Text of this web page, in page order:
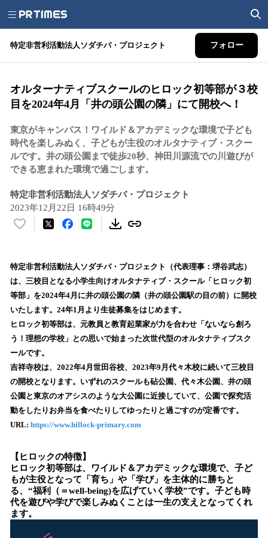
特定非営利活動法人ソダチバ・プロジェクト フォロー
オルターナティブスクールのヒロック初等部が３校
目を2024年4月「井の頭公園の隣」にて開校へ！
東京がキャンパス！ワイルド＆アカデミックな環境で子ども
時代を楽しみぬく、子どもが主役のオルタナティブ・スクー
ルです。井の頭公園まで徒歩20秒、神田川源流での川遊びが
できる恵まれた環境で過ごします。
特定非営利活動法人ソダチバ・プロジェクト
2023年12月22日 16時49分
い
！
数
を
読
込
み
中
で
す
特定非営利活動法人ソダチバ・プロジェクト（代表理事：堺谷武志）
は、三校目となる小学生向けオルタナティブ・スクール「ヒロック初
等部」を2024年4月に井の頭公園の隣（井の頭公園駅の目の前）に開校
いたします。24年1月より生徒募集をはじめます。
ヒロック初等部は、元教員と教育起業家が力を合わせ「ないなら創ろ
う！理想の学校」との思いで始まった次世代型のオルタナティブスク
ールです。
吉祥寺校は、2022年4月世田谷校、2023年9月代々木校に続いて三校目
の開校となります。いずれのスクールも砧公園、代々木公園、井の頭
公園と東京のオアシスのような大公園に近接していて、公園で探究活
動をしたりお弁当を食べたりしてゆったりと過ごすのが定番です。
URL: https://www.hillock-primary.com
【ヒロックの特徴】
ヒロック初等部は、ワイルド＆アカデミックな環境で、子ど
もが主役となって「育ち」や「学び」を主体的に勝ちと
る、“福利（＝well-being)を広げていく学校”です。子ども時
代を遊びや学びで楽しみぬくことは一生の支えとなってくれ
ます。